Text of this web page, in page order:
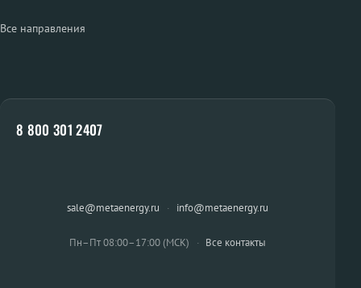
Все направления
8 800 301 2407
sale@metaenergy.ru · info@metaenergy.ru
Пн–Пт 08:00–17:00 (МСК) · Все контакты